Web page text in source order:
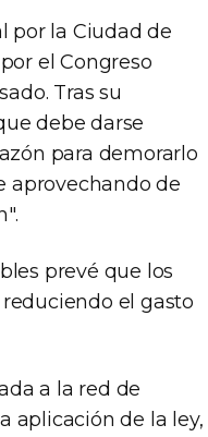
por la Ciudad de
el Congreso
Tras su
debe darse
para demorarlo
aprovechando de
prevé que los
el gasto
a la red de
aplicación de la ley,